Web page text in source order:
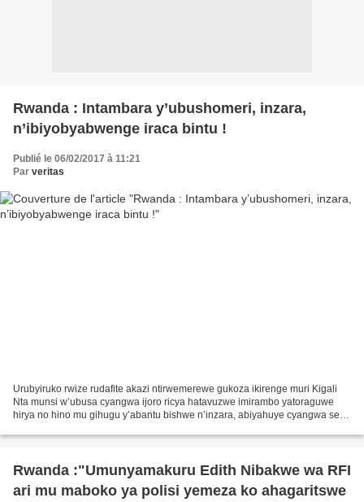
Rwanda : Intambara y’ubushomeri, inzara,
n’ibiyobyabwenge iraca bintu !
Publié le 06/02/2017 à 11:21
Par veritas
Urubyiruko rwize rudafite akazi ntirwemerewe gukoza ikirenge muri Kigali
Nta munsi w’ubusa cyangwa ijoro ricya hatavuzwe imirambo yatoraguwe
hirya no hino mu gihugu y’abantu bishwe n’inzara, abiyahuye cyangwa se
Rwanda :"Umunyamakuru Edith Nibakwe wa RFI
ari mu maboko ya polisi yemeza ko ahagaritswe